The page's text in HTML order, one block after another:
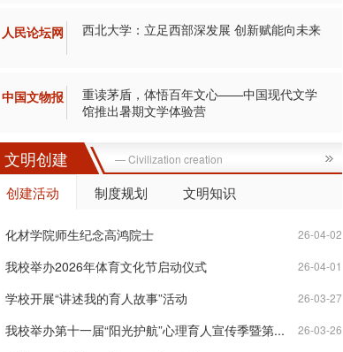
人民论坛网 西北大学：立足西部深发展 创新赋能向未来
中国文物报
重读茅盾，体悟百年文心——中国现代文学
馆推出暑期文学体验营
文明创建 — Civilization creation
创建活动 制度规划 文明知识
26-04-02
化材学院师生纪念高鸿院士
26-04-01
我校举办2026年体育文化节启动仪式
26-03-27
学校开展“讲述我的育人故事”活动
26-03-26
我校举办第十一届“阳光护航”心理育人宣传季暨第...